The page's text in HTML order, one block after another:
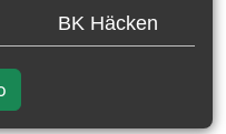
BK Häcken